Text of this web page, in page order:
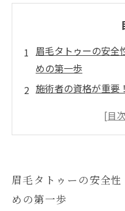
眉毛タトゥーの安全
めの第一歩
施術者の資格が重要
最新技術が変える！
べきこと
アフターケアの重要
眉毛タトゥーの安全
めの第一歩